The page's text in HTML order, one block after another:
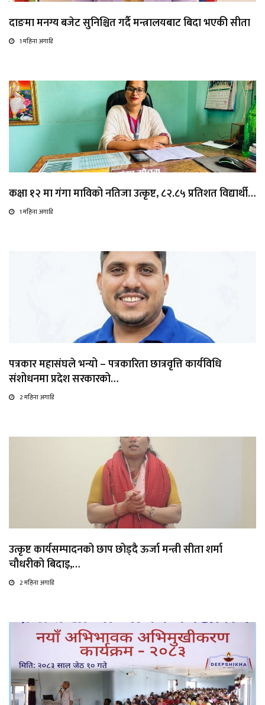
दाङमा मनग्य बजेट सुनिश्चित गर्दै मन्त्रालयबाट बिदा भएकी सीता
1 महिना अगाडि
कक्षा १२ मा गंगा माविको नतिजा उत्कृष्ट, ८२.८५ प्रतिशत विद्यार्थी…
1 महिना अगाडि
पत्रकार महासंघले भन्यो – पत्रकारिता छात्रवृत्ति कार्यविधि
संशोधनमा प्रदेश सरकारको…
2 महिना अगाडि
उत्कृष्ट कार्यसम्पादनको छाप छोड्दै ऊर्जा मन्त्री सीता शर्मा
चौधरीको बिदाइ,…
2 महिना अगाडि